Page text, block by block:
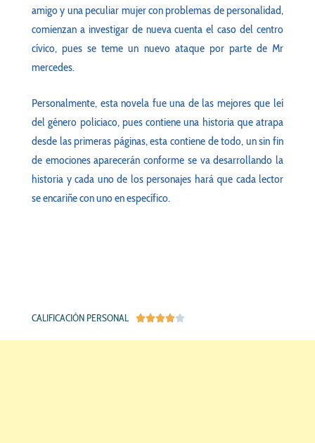
amigo y una peculiar mujer con problemas de personalidad,
comienzan a investigar de nueva cuenta el caso del centro
cívico, pues se teme un nuevo ataque por parte de Mr
mercedes.
Personalmente, esta novela fue una de las mejores que leí
del género policiaco, pues contiene una historia que atrapa
desde las primeras páginas, esta contiene de todo, un sin fin
de emociones aparecerán conforme se va desarrollando la
historia y cada uno de los personajes hará que cada lector
se encariñe con uno en específico.
CALIFICACIÓN PERSONAL 